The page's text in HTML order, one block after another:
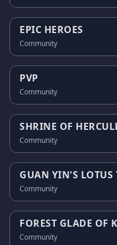
EPIC HEROES
Community
PVP
Community
SHRINE OF
Community
GUAN YIN'S LOTUS
Community
FOREST GLADE OF
Community